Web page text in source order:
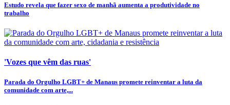
Estudo revela que fazer sexo de manhã aumenta a produtividade no
trabalho
'Vozes que vêm das ruas'
Parada do Orgulho LGBT+ de Manaus promete reinventar a luta da
comunidade com arte,...